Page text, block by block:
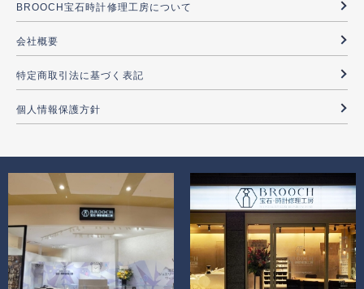
BROOCH宝石時計修理工房について
会社概要
特定商取引法に基づく表記
個人情報保護方針